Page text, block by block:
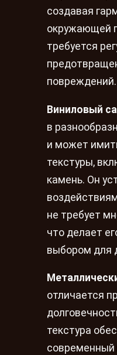
создавая
окружающей
требуется
повреждений.
Виниловый
в
и может
текстуры,
камень. Он
не требует
что делает
выбором для
отличается
текстура
современный